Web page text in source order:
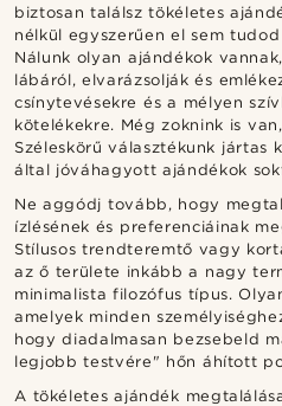
biztosan találsz tökéletes
nélkül egyszerűen el sem
Nálunk olyan ajándékok
lábáról, elvarázsolják és
csínytevésekre és a mélyen
kötelékekre. Még zoknink is
Széleskörű választékunk jártas
által jóváhagyott ajándékok
Ne aggódj tovább, hogy
ízlésének és preferenciáinak
Stílusos trendteremtő vagy
az ő területe inkább a nagy
minimalista filozófus típus.
amelyek minden
hogy diadalmasan bezsebeld
legjobb testvére" hőn áhított
A tökéletes ajándék